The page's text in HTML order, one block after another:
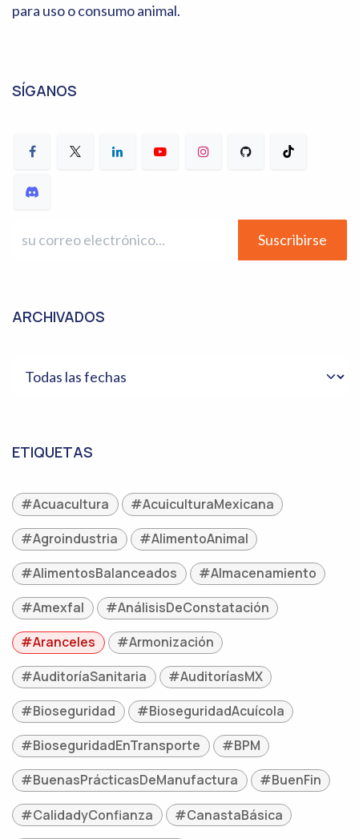
para uso o consumo animal.
SÍGANOS
Suscribirse
ARCHIVADOS
ETIQUETAS
#Acuacultura
#AcuiculturaMexicana
#Agroindustria
#AlimentoAnimal
#AlimentosBalanceados
#Almacenamiento
#Amexfal
#AnálisisDeConstatación
#Aranceles
#Armonización
#AuditoríaSanitaria
#AuditoríasMX
#Bioseguridad
#BioseguridadAcuícola
#BioseguridadEnTransporte
#BPM
#BuenasPrácticasDeManufactura
#BuenFin
#CalidadyConfianza
#CanastaBásica